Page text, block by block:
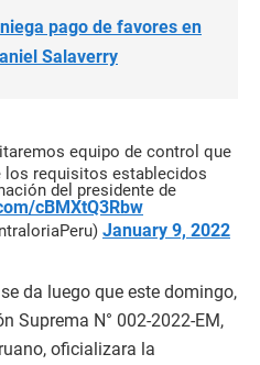
pago de favores en
Salaverry
equipo de control que
los requisitos establecidos
del presidente de
cBMXtQ3Rbw
January 9, 2022
da luego que este domingo,
Suprema N° 002-2022-EM,
oficializara la